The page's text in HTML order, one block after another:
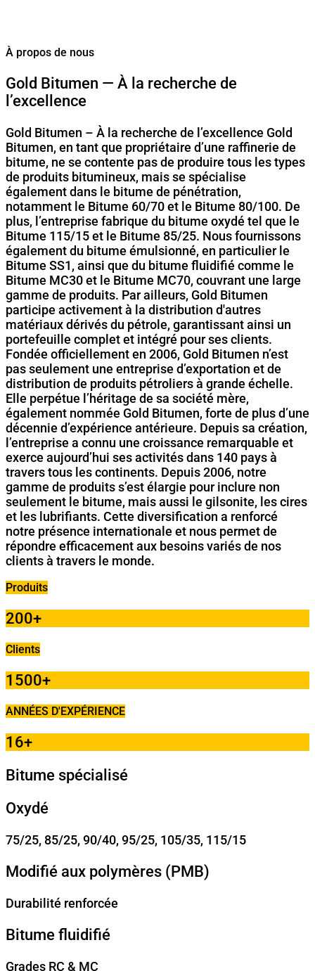
À propos de nous
Gold Bitumen — À la recherche de
l’excellence
Gold Bitumen – À la recherche de l’excellence Gold
Bitumen, en tant que propriétaire d’une raffinerie de
bitume, ne se contente pas de produire tous les types
de produits bitumineux, mais se spécialise
également dans le bitume de pénétration,
notamment le Bitume 60/70 et le Bitume 80/100. De
plus, l’entreprise fabrique du bitume oxydé tel que le
Bitume 115/15 et le Bitume 85/25. Nous fournissons
également du bitume émulsionné, en particulier le
Bitume SS1, ainsi que du bitume fluidifié comme le
Bitume MC30 et le Bitume MC70, couvrant une large
gamme de produits. Par ailleurs, Gold Bitumen
participe activement à la distribution d'autres
matériaux dérivés du pétrole, garantissant ainsi un
portefeuille complet et intégré pour ses clients.
Fondée officiellement en 2006, Gold Bitumen n’est
pas seulement une entreprise d’exportation et de
distribution de produits pétroliers à grande échelle.
Elle perpétue l’héritage de sa société mère,
également nommée Gold Bitumen, forte de plus d’une
décennie d’expérience antérieure. Depuis sa création,
l’entreprise a connu une croissance remarquable et
exerce aujourd’hui ses activités dans 140 pays à
travers tous les continents. Depuis 2006, notre
gamme de produits s’est élargie pour inclure non
seulement le bitume, mais aussi le gilsonite, les cires
et les lubrifiants. Cette diversification a renforcé
notre présence internationale et nous permet de
répondre efficacement aux besoins variés de nos
clients à travers le monde.
Produits
200+
Clients
1500+
ANNÉES D'EXPÉRIENCE
16+
Bitume spécialisé
Oxydé
75/25, 85/25, 90/40, 95/25, 105/35, 115/15
Modifié aux polymères (PMB)
Durabilité renforcée
Bitume fluidifié
Grades RC & MC